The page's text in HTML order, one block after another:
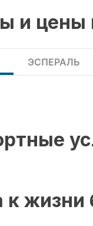
и цены
ЭСПЕРАЛЬ
к жизни